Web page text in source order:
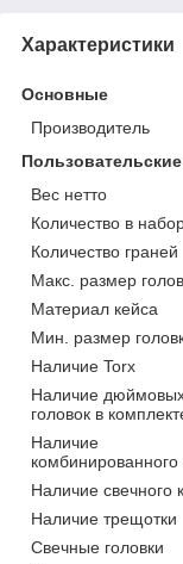
Характеристики
Основные
Производитель
Вес нетто
Количество в
Количество граней
Макс. размер
Материал кейса
Мин. размер
Наличие Torx
Наличие
головок в
Наличие
комбинированного
Наличие свечного
Наличие трещотки
Свечные головки